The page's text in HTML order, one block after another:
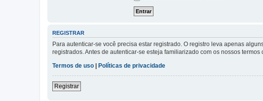
REGISTRAR
Para autenticar-se você precisa estar registrado. O registro leva apenas
registrados. Antes de autenticar-se esteja familiarizado com os nossos
Termos de uso
Políticas de privacidade
Registrar